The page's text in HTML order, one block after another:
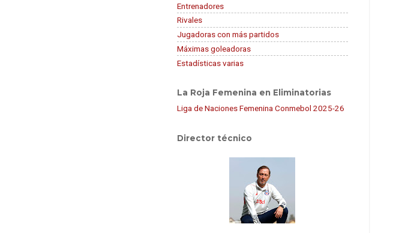
Entrenadores
Rivales
Jugadoras con más partidos
Máximas goleadoras
Estadísticas varias
La Roja Femenina en Eliminatorias
Liga de Naciones Femenina Conmebol 2025-26
Director técnico